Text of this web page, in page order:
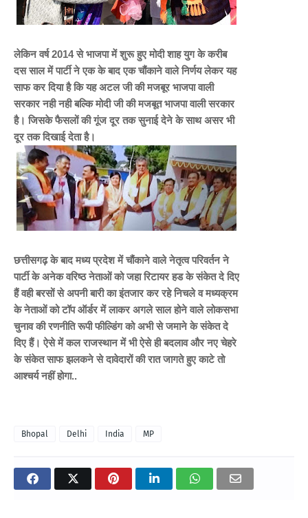
लेकिन वर्ष 2014 से भाजपा में शुरू हुए मोदी शाह युग के करीब
दस साल में पार्टी ने एक के बाद एक चौंकाने वाले निर्णय लेकर यह
साफ कर दिया है कि यह अटल जी की मजबूर भाजपा वाली
सरकार नही नही बल्कि मोदी जी की मजबूत भाजपा वाली सरकार
है। जिसके फैसलों की गूंज दूर तक सुनाई देने के साथ असर भी
दूर तक दिखाई देता है।
छत्तीसगढ़ के बाद मध्य प्रदेश में चौंकाने वाले नेतृत्व परिवर्तन ने
पार्टी के अनेक वरिष्ठ नेताओं को जहा रिटायर हड के संकेत दे दिए
हैं वही बरसों से अपनी बारी का इंतजार कर रहे निचले व मध्यक्रम
के नेताओं को टॉप ऑर्डर में लाकर अगले साल होने वाले लोकसभा
चुनाव की रणनीति रूपी फील्डिंग को अभी से जमाने के संकेत दे
दिए हैं। ऐसे में कल राजस्थान में भी ऐसे ही बदलाव और नए चेहरे
के संकेत साफ झलकने से दावेदारों की रात जागते हुए काटे तो
आश्चर्य नहीं होगा..
Bhopal Delhi India MP